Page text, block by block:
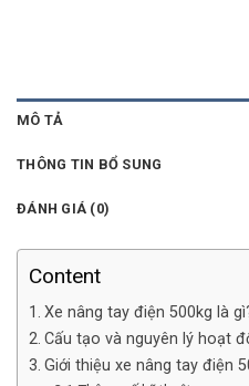
MÔ TẢ
THÔNG TIN BỔ SUNG
ĐÁNH GIÁ (0)
Content
Xe nâng tay điện 500kg là
Cấu tạo và nguyên lý hoạt
Giới thiệu xe nâng tay điện